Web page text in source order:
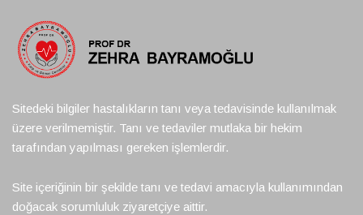
Sitedeki bilgiler hastalıkların tanı veya tedavisinde kullanılmak
üzere verilmemiştir. Tanı ve tedaviler mutlaka bir hekim
tarafından yapılması gereken işlemlerdir.
Site içeriğinin bir şekilde tanı ve tedavi amacıyla kullanımından
doğacak sorumluluk ziyaretçiye aittir.